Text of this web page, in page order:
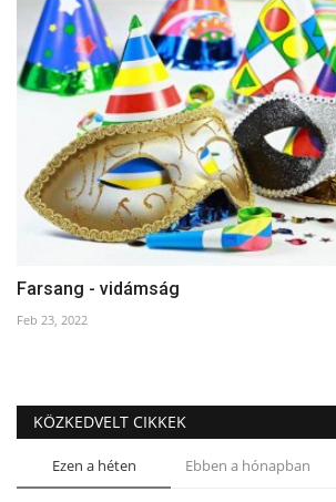
Farsang - vidámság
Feb 23, 2022
KÖZKEDVELT CIKKEK
Ezen a héten Ebben a hónapban